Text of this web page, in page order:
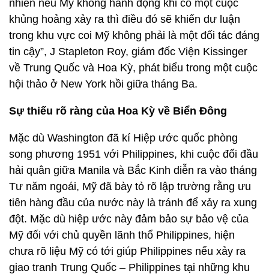
nhiên nếu Mỹ không hành động khi có một cuộc
khủng hoảng xảy ra thì điều đó sẽ khiến dư luận
trong khu vực coi Mỹ không phải là một đối tác đáng
tin cậy”, J Stapleton Roy, giám đốc Viện Kissinger
về Trung Quốc và Hoa Kỳ, phát biểu trong một cuộc
hội thảo ở New York hồi giữa tháng Ba.
Sự thiếu rõ ràng của Hoa Kỳ về Biển Đông
Mặc dù Washington đã kí Hiệp ước quốc phòng
song phương 1951 với Philippines, khi cuộc đối đầu
hải quân giữa Manila và Bắc Kinh diễn ra vào tháng
Tư năm ngoái, Mỹ đã bày tỏ rõ lập trường rằng ưu
tiên hàng đầu của nước này là tránh để xảy ra xung
đột. Mặc dù hiệp ước này đảm bảo sự bảo vệ của
Mỹ đối với chủ quyền lãnh thổ Philippines, hiện
chưa rõ liệu Mỹ có tới giúp Philippines nếu xảy ra
giao tranh Trung Quốc – Philippines tại những khu